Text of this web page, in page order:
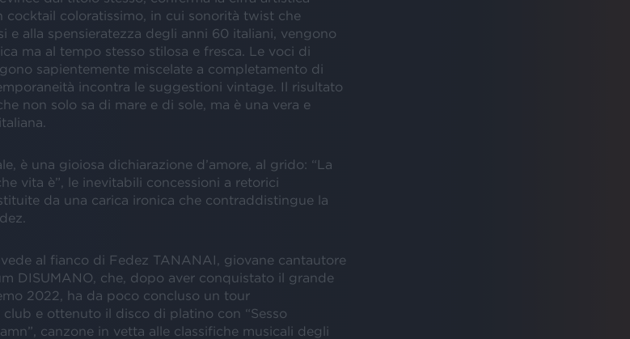
cocktail coloratissimo, in cui sonorità twist che
e alla spensieratezza degli anni 60 italiani, vengono
ma al tempo stesso stilosa e fresca. Le voci di
sapientemente miscelate a completamento di
incontra le suggestioni vintage. Il risultato
non solo sa di mare e di sole, ma è una vera e
è una gioiosa dichiarazione d’amore, al grido: “La
vita è”, le inevitabili concessioni a retorici
da una carica ironica che contraddistingue la
al fianco di Fedez TANANAI, giovane cantautore
DISUMANO, che, dopo aver conquistato il grande
2022, ha da poco concluso un tour
e ottenuto il disco di platino con “Sesso
canzone in vetta alle classifiche musicali degli